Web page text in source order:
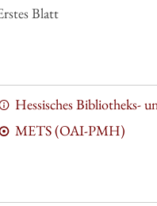
Blatt
Hessisches Bibliotheks-
METS (OAI-PMH)